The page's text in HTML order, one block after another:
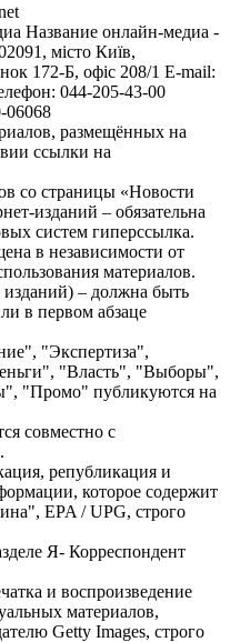
Название онлайн-медиа -
місто Київ,
172-Б, офіс 208/1 E-mail:
044-205-43-00
06068
размещённых на
ссылки на
со страницы «Новости
изданий – обязательна
систем гиперссылка.
в независимости от
материалов.
изданий) – должна быть
в первом абзаце
"Экспертиза",
"Власть", "Выборы",
"Промо" публикуются на
совместно с
републикация и
которое содержит
EPA / UPG, строго
Я- Корреспондент
и воспроизведение
материалов,
Getty Images, строго